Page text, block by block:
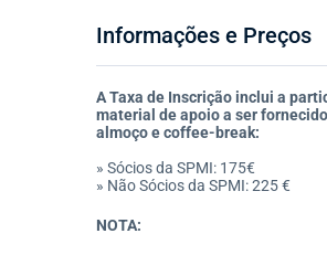
Informações e Preços
A Taxa de Inscrição inclui a
material de apoio a ser
almoço e coffee-break:
» Sócios da SPMI: 175€
» Não Sócios da SPMI: 225 €
NOTA: